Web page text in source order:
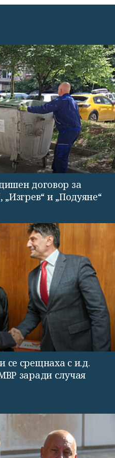
договор за
и „Подуяне“
се срещнаха с и.д.
заради случая